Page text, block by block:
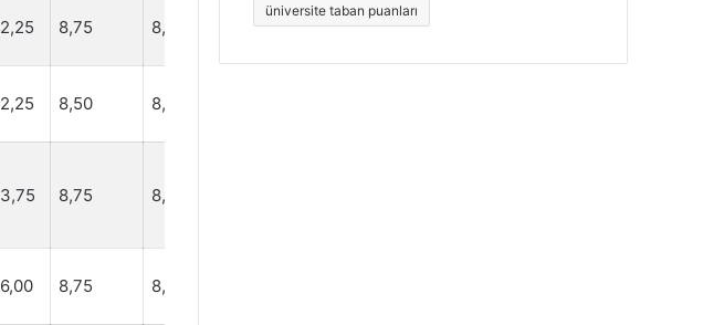
2,25 8,75 8,75 7,00 5,00
2,25 8,50 8,50
3,75 8,75 8,75
6,00 8,75 8,75
üniversite taban puanları